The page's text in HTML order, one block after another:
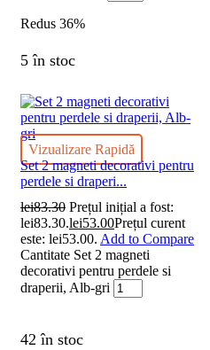
Redus 36%
5 în stoc
Vizualizare Rapidă
Set 2 magneti decorativi pentru
perdele si draperi...
lei83.30 Prețul inițial a fost:
lei83.30.lei53.00Prețul curent
este: lei53.00. Add to Compare
Cantitate Set 2 magneti
decorativi pentru perdele si
draperii, Alb-gri
42 în stoc